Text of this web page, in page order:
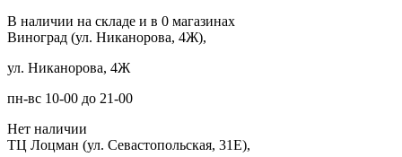
В наличии на складе и в 0 магазинах
Виноград (ул. Никанорова, 4Ж),
ул. Никанорова, 4Ж
пн-вс 10-00 до 21-00
Нет наличии
ТЦ Лоцман (ул. Севастопольская, 31Е),